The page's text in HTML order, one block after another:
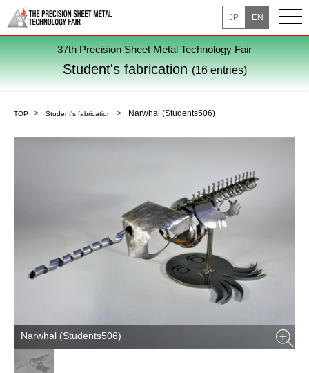
JP EN
37th Precision Sheet Metal Technology Fair
Student's fabrication(16 entries)
TOP Student's fabrication Narwhal (Students506)
Narwhal (Students506)